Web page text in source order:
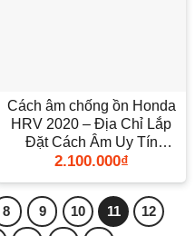
Cách âm chống ồn Honda
HRV 2020 – Địa Chỉ Lắp
Đặt Cách Âm Uy Tín
TPHCM
2.100.000₫
8 9 10 11
12